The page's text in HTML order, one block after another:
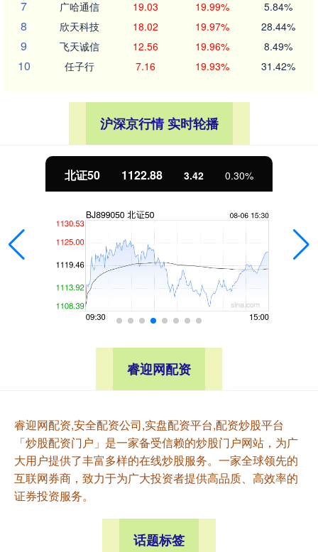
7 广哈通信 19.03 19.99% 5.84%
8 欣天科技 18.02 19.97% 28.44%
9 飞天诚信 12.56 19.96% 8.49%
10 任子行 7.16 19.93% 31.42%
沪深京行情 实时轮播
北证50 1122.88 3.42 0.30%
睿迎网配资
睿迎网配资,安全配资公司,实盘配资平台,配资炒股平台
「炒股配资门户」是一家备受信赖的炒股门户网站，为广
大用户提供了丰富多样的在线炒股服务。一家全球领先的
互联网券商，致力于为广大投资者提供高品质、高效率的
证券投资服务。
话题标签